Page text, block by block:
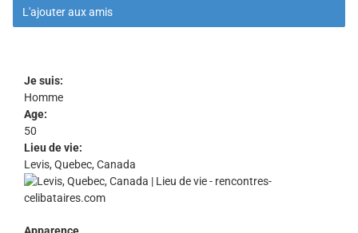
L'ajouter aux amis
Je suis:
Homme
Age:
50
Lieu de vie:
Levis, Quebec, Canada